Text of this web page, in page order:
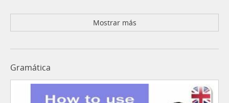
Mostrar más
Gramática